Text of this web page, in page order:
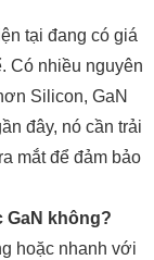
tại đang có giá
Có nhiều nguyên
Silicon, GaN
đây, nó cần trải
mắt để đảm bảo
GaN không?
hoặc nhanh với